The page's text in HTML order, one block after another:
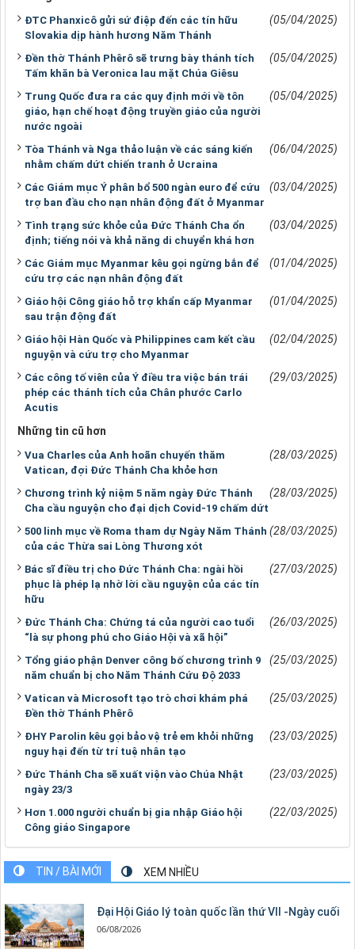
ĐTC Phanxicô gửi sứ điệp đến các tín hữu
Slovakia dịp hành hương Năm Thánh
(05/04/2025)
Đền thờ Thánh Phêrô sẽ trưng bày thánh tích
Tấm khăn bà Veronica lau mặt Chúa Giêsu
(05/04/2025)
Trung Quốc đưa ra các quy định mới về tôn
giáo, hạn chế hoạt động truyền giáo của người
nước ngoài
(05/04/2025)
Tòa Thánh và Nga thảo luận về các sáng kiến
nhằm chấm dứt chiến tranh ở Ucraina
(06/04/2025)
Các Giám mục Ý phân bổ 500 ngàn euro để cứu
trợ ban đầu cho nạn nhân động đất ở Myanmar
(03/04/2025)
Tình trạng sức khỏe của Đức Thánh Cha ổn
định; tiếng nói và khả năng di chuyển khá hơn
(03/04/2025)
Các Giám mục Myanmar kêu gọi ngừng bắn để
cứu trợ các nạn nhân động đất
(01/04/2025)
Giáo hội Công giáo hỗ trợ khẩn cấp Myanmar
sau trận động đất
(01/04/2025)
Giáo hội Hàn Quốc và Philippines cam kết cầu
nguyện và cứu trợ cho Myanmar
(02/04/2025)
Các công tố viên của Ý điều tra việc bán trái
phép các thánh tích của Chân phước Carlo
Acutis
(29/03/2025)
Những tin cũ hơn
Vua Charles của Anh hoãn chuyến thăm
Vatican, đợi Đức Thánh Cha khỏe hơn
(28/03/2025)
Chương trình kỷ niệm 5 năm ngày Đức Thánh
Cha cầu nguyện cho đại dịch Covid-19 chấm dứt
(28/03/2025)
500 linh mục về Roma tham dự Ngày Năm Thánh
của các Thừa sai Lòng Thương xót
(28/03/2025)
Bác sĩ điều trị cho Đức Thánh Cha: ngài hồi
phục là phép lạ nhờ lời cầu nguyện của các tín
hữu
(27/03/2025)
Đức Thánh Cha: Chứng tá của người cao tuổi
“là sự phong phú cho Giáo Hội và xã hội”
(26/03/2025)
Tổng giáo phận Denver công bố chương trình 9
năm chuẩn bị cho Năm Thánh Cứu Độ 2033
(25/03/2025)
Vatican và Microsoft tạo trò chơi khám phá
Đền thờ Thánh Phêrô
(25/03/2025)
ĐHY Parolin kêu gọi bảo vệ trẻ em khỏi những
nguy hại đến từ trí tuệ nhân tạo
(23/03/2025)
Đức Thánh Cha sẽ xuất viện vào Chúa Nhật
ngày 23/3
(23/03/2025)
Hơn 1.000 người chuẩn bị gia nhập Giáo hội
Công giáo Singapore
(22/03/2025)
TIN / BÀI MỚI XEM NHIỀU
Đại Hội Giáo lý toàn quốc lần thứ VII -Ngày cuối
06/08/2026